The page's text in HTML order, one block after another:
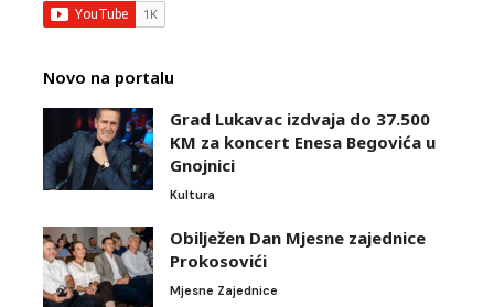
Novo na portalu
Grad Lukavac izdvaja do 37.500
KM za koncert Enesa Begovića u
Gnojnici
Kultura
Obilježen Dan Mjesne zajednice
Prokosovići
Mjesne Zajednice